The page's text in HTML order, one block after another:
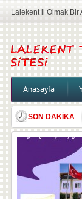
Lalekent li Olmak Bir
Anasayfa
SON DAKİKA